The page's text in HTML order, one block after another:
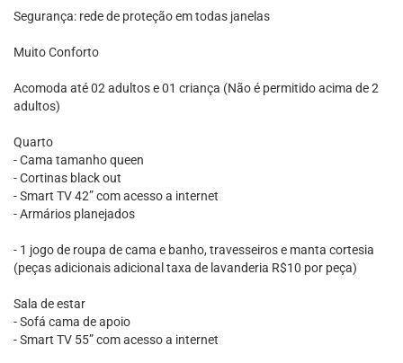
Segurança: rede de proteção em todas janelas
Muito Conforto
Acomoda até 02 adultos e 01 criança (Não é permitido acima de 2
adultos)
Quarto
- Cama tamanho queen
- Cortinas black out
- Smart TV 42” com acesso a internet
- Armários planejados
- 1 jogo de roupa de cama e banho, travesseiros e manta cortesia
(peças adicionais adicional taxa de lavanderia R$10 por peça)
Sala de estar
- Sofá cama de apoio
- Smart TV 55” com acesso a internet